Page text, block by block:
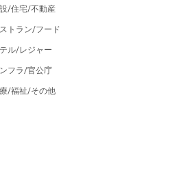
/住宅/不動産
トラン/フード
ル/レジャー
フラ/官公庁
/福祉/その他